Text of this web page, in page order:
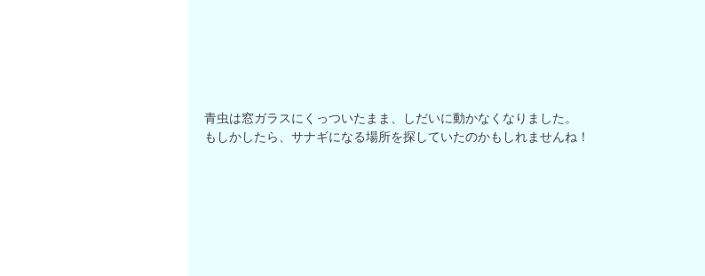
青虫は窓ガラスにくっついたまま、しだいに動かなくなりました。
もしかしたら、サナギになる場所を探していたのかもしれませんね！